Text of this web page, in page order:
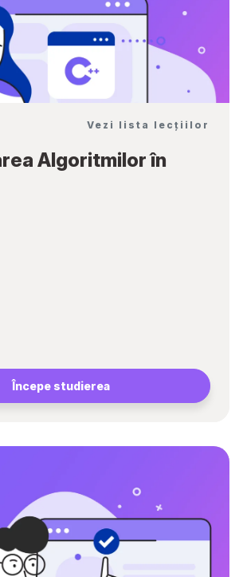
Vezi lista lecțiilor
Algoritmilor în
Începe studierea